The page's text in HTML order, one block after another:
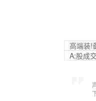
高端装!
A;股成